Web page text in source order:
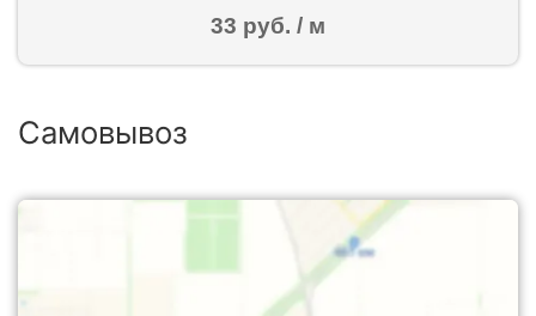
33 руб. / м
Самовывоз